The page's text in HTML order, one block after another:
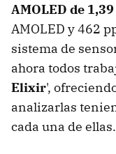
AMOLED de
AMOLED y 462
sistema de
ahora todos
Elixir',
analizarlas
cada una de ellas.